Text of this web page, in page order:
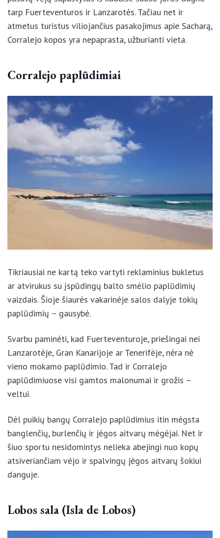
vietinis, pasatų vėjų supustytas iš kadaise sauso
jūros dugno tarp Fuerteventuros ir Lanzarotės.
Tačiau net ir atmetus turistus viliojančius
pasakojimus apie Sacharą, Corralejo kopos yra
Corralejo paplūdimiai
Tikriausiai ne kartą teko vartyti reklaminius bukletus
ar atvirukus su įspūdingų balto smėlio paplūdimių
vaizdais. Šioje šiaurės vakarinėje salos dalyje tokių
Svarbu paminėti, kad Fuerteventuroje, priešingai nei
Lanzarotėje, Gran Kanarijoje ar Tenerifėje, nėra nė
vieno mokamo paplūdimio. Tad ir Corralejo
paplūdimiuose visi gamtos malonumai ir grožis –
Dėl puikių bangų Corralejo paplūdimius itin mėgsta
banglenčių, burlenčių ir jėgos aitvarų mėgėjai. Net ir
šiuo sportu nesidomintys nelieka abejingi nuo kopų
atsiveriančiam vėjo ir spalvingų jėgos aitvarų šokiui